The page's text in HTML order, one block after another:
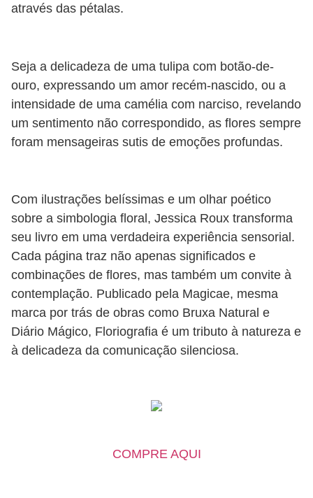
através das pétalas.
Seja a delicadeza de uma tulipa com botão-de-
ouro, expressando um amor recém-nascido, ou a
intensidade de uma camélia com narciso, revelando
um sentimento não correspondido, as flores sempre
foram mensageiras sutis de emoções profundas.
Com ilustrações belíssimas e um olhar poético
sobre a simbologia floral, Jessica Roux transforma
seu livro em uma verdadeira experiência sensorial.
Cada página traz não apenas significados e
combinações de flores, mas também um convite à
contemplação. Publicado pela Magicae, mesma
marca por trás de obras como Bruxa Natural e
Diário Mágico, Floriografia é um tributo à natureza e
à delicadeza da comunicação silenciosa.
COMPRE AQUI